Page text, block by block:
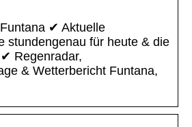
✔ Aktuelle
stundengenau für heute & die
Regenradar,
& Wetterbericht Funtana,